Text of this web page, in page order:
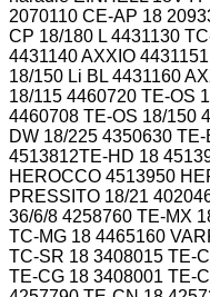
2070110 CE-AP 18
CP 18/180 L 4431130
4431140 AXXIO
18/150 Li BL 4431160
18/115 4460720 TE-OS
4460708 TE-OS 18/150
DW 18/225 4350630
4513812TE-HD 18
HEROCCO 4513950
PRESSITO 18/21
36/6/8 4258760 TE-MX
TC-MG 18 4465160
TC-SR 18 3408015 TE-
TE-CG 18 3408001 TE-